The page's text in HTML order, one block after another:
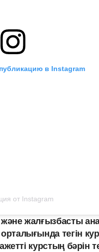
в Instagram
от Instagram
жалғызбасты
тегін
курстың бәрін